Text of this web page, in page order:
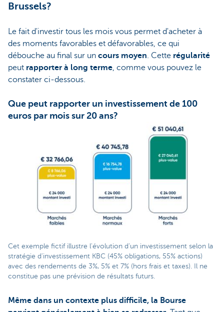
Brussels?
Le fait d'investir tous les mois vous permet d'acheter à
des moments favorables et défavorables, ce qui
débouche au final sur un cours moyen. Cette régularité
peut rapporter à long terme, comme vous pouvez le
constater ci-dessous.
Que peut rapporter un investissement de 100
euros par mois sur 20 ans?
Cet exemple fictif illustre l'évolution d'un investissement selon la
stratégie d'investissement KBC (45% obligations, 55% actions)
avec des rendements de 3%, 5% et 7% (hors frais et taxes). Il ne
constitue pas une prévision de résultats futurs.
Même dans un contexte plus difficile, la Bourse